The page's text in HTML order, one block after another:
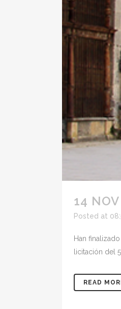
14 NOV
Posted at
Han
licitación del
READ